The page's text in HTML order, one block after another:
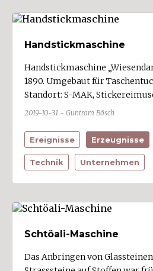
Handstickmaschine
Handstickmaschine
1890. Umgebaut für
Standort: S-MAK,
2019-10-31 - Guntram Bösch
Ereignisse Erzeugnisse
Technik Unternehmen
Schtöali-Maschine
Das Anbringen von